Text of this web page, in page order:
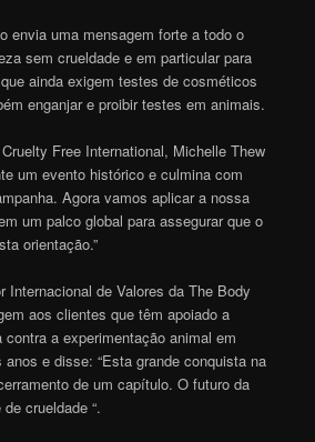
envia uma mensagem forte a todo o
sem crueldade e em particular para
ainda exigem testes de cosméticos
enganjar e proibir testes em animais.
Free International, Michelle Thew
um evento histórico e culmina com
Agora vamos aplicar a nossa
um palco global para assegurar que o
orientação.”
Internacional de Valores da The Body
aos clientes que têm apoiado a
a experimentação animal em
e disse: “Esta grande conquista na
de um capítulo. O futuro da
crueldade “.